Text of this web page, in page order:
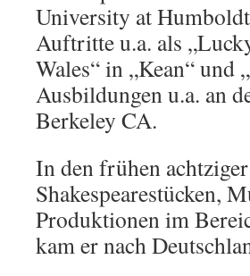
University at
Auftritte u.a. als
Wales“ in „Kean“ und
Ausbildungen u.a. an
Berkeley CA.
In den frühen
Shakespearestücken,
Produktionen im
kam er nach